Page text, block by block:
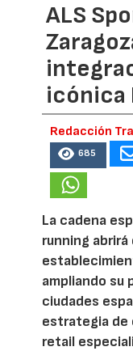
ALS
icónica
Redacción
685
La cadena
running
ampliando su
ciudades
estrategia de
retail